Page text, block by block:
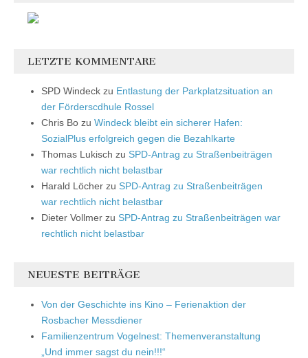
LETZTE KOMMENTARE
SPD Windeck zu Entlastung der Parkplatzsituation an
der Förderscdhule Rossel
Chris Bo zu Windeck bleibt ein sicherer Hafen:
SozialPlus erfolgreich gegen die Bezahlkarte
Thomas Lukisch zu SPD-Antrag zu Straßenbeiträgen
war rechtlich nicht belastbar
Harald Löcher zu SPD-Antrag zu Straßenbeiträgen
war rechtlich nicht belastbar
Dieter Vollmer zu SPD-Antrag zu Straßenbeiträgen war
rechtlich nicht belastbar
NEUESTE BEITRÄGE
Von der Geschichte ins Kino – Ferienaktion der
Rosbacher Messdiener
Familienzentrum Vogelnest: Themenveranstaltung
„Und immer sagst du nein!!!“